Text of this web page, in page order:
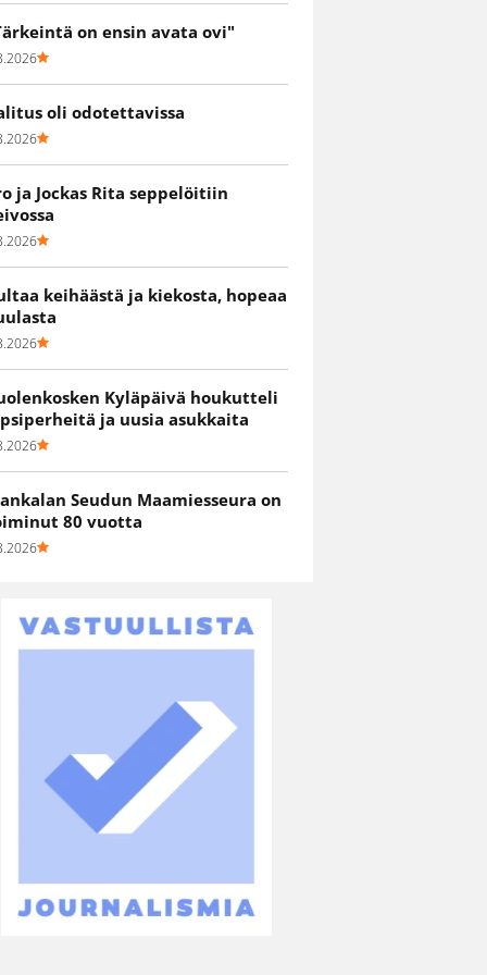
on ensin avata ovi"
oli odotettavissa
ja Jockas Rita seppelöitiin
keihäästä ja kiekosta, hopeaa
Kyläpäivä houkutteli
ja uusia asukkaita
Seudun Maamiesseura on
80 vuotta